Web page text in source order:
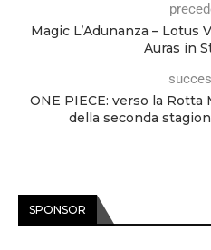
Magic L’Adunanza – Lotus
Auras in
ONE PIECE: verso la Rotta
della seconda
SPONSOR